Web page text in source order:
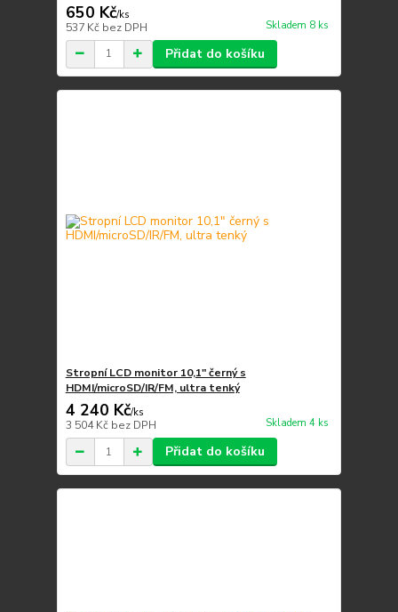
650 Kč/ks
537 Kč bez DPH Skladem 8 ks
Přidat do košíku
Stropní LCD monitor 10,1" černý s
HDMI/microSD/IR/FM, ultra tenký
4 240 Kč/ks
3 504 Kč bez DPH Skladem 4 ks
Přidat do košíku